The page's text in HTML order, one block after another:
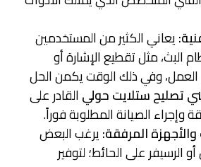
يعاني الكثير من المستخدمين
مثل تقطيع الإشارة أو
وفي ذلك الوقت يكمن الحل
تصليح ستلايت حوليالقادر على
الصيانة المطلوبة فوراً.
المرفقة:يرغب البعض
الرسيفر على الحائط؛ لتوفير